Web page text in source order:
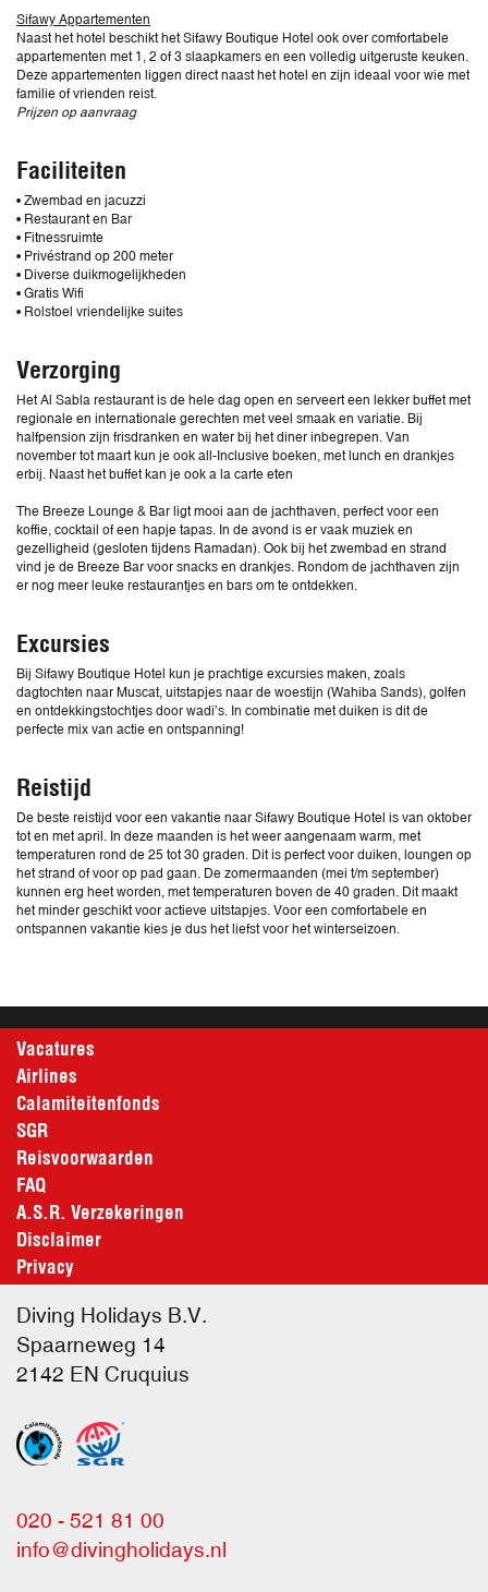
Sifawy Appartementen
Naast het hotel beschikt het Sifawy Boutique Hotel ook over comfortabele
appartementen met 1, 2 of 3 slaapkamers en een volledig uitgeruste keuken.
Deze appartementen liggen direct naast het hotel en zijn ideaal voor wie met
familie of vrienden reist.
Prijzen op aanvraag
Faciliteiten
• Zwembad en jacuzzi
• Restaurant en Bar
• Fitnessruimte
• Privéstrand op 200 meter
• Diverse duikmogelijkheden
• Gratis Wifi
• Rolstoel vriendelijke suites
Verzorging
Het Al Sabla restaurant is de hele dag open en serveert een lekker buffet met
regionale en internationale gerechten met veel smaak en variatie. Bij
halfpension zijn frisdranken en water bij het diner inbegrepen. Van
november tot maart kun je ook all-Inclusive boeken, met lunch en drankjes
erbij. Naast het buffet kan je ook a la carte eten
The Breeze Lounge & Bar ligt mooi aan de jachthaven, perfect voor een
koffie, cocktail of een hapje tapas. In de avond is er vaak muziek en
gezelligheid (gesloten tijdens Ramadan). Ook bij het zwembad en strand
vind je de Breeze Bar voor snacks en drankjes. Rondom de jachthaven zijn
er nog meer leuke restaurantjes en bars om te ontdekken.
Excursies
Bij Sifawy Boutique Hotel kun je prachtige excursies maken, zoals
dagtochten naar Muscat, uitstapjes naar de woestijn (Wahiba Sands), golfen
en ontdekkingstochtjes door wadi’s. In combinatie met duiken is dit de
perfecte mix van actie en ontspanning!
Reistijd
De beste reistijd voor een vakantie naar Sifawy Boutique Hotel is van oktober
tot en met april. In deze maanden is het weer aangenaam warm, met
temperaturen rond de 25 tot 30 graden. Dit is perfect voor duiken, loungen op
het strand of voor op pad gaan. De zomermaanden (mei t/m september)
kunnen erg heet worden, met temperaturen boven de 40 graden. Dit maakt
het minder geschikt voor actieve uitstapjes. Voor een comfortabele en
ontspannen vakantie kies je dus het liefst voor het winterseizoen.
Vacatures
Airlines
Calamiteitenfonds
SGR
Reisvoorwaarden
FAQ
A.S.R. Verzekeringen
Disclaimer
Privacy
Diving Holidays B.V.
Spaarneweg 14
2142 EN Cruquius
020 - 521 81 00
info@divingholidays.nl